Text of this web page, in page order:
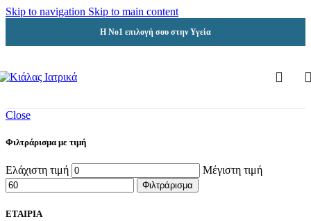
Skip to navigation Skip to main content
Η Νο1 επιλογή σου στην Υγεία
Close
Φιλτράρισμα με τιμή
Ελάχιστη τιμή Μέγιστη τιμή
Φιλτράρισμα
ΕΤΑΙΡΙΑ